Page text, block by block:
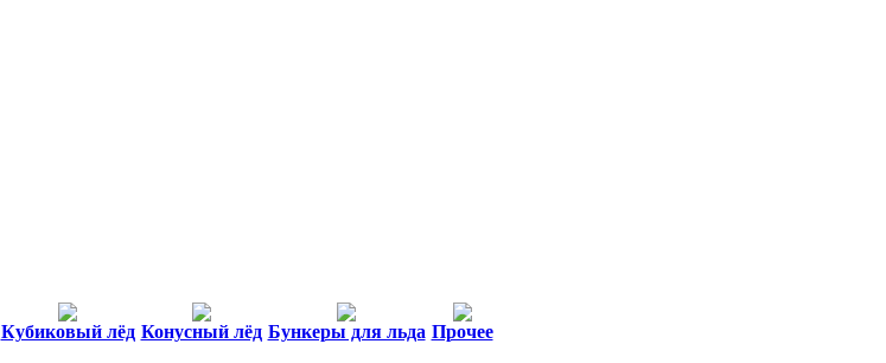
Кубиковый лёд Конусный лёд Бункеры для льда Прочее